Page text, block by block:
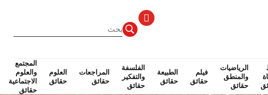
الرياضيات
والمنطق
حقائق
فيلم
حقائق
الطبيعة
حقائق
الفلسفة
والتفكير
حقائق
المراجعات
حقائق
العلوم
حقائق
المجتمع
والعلوم
الاجتماعية
حقائق
حقائق المجتمع حقائق